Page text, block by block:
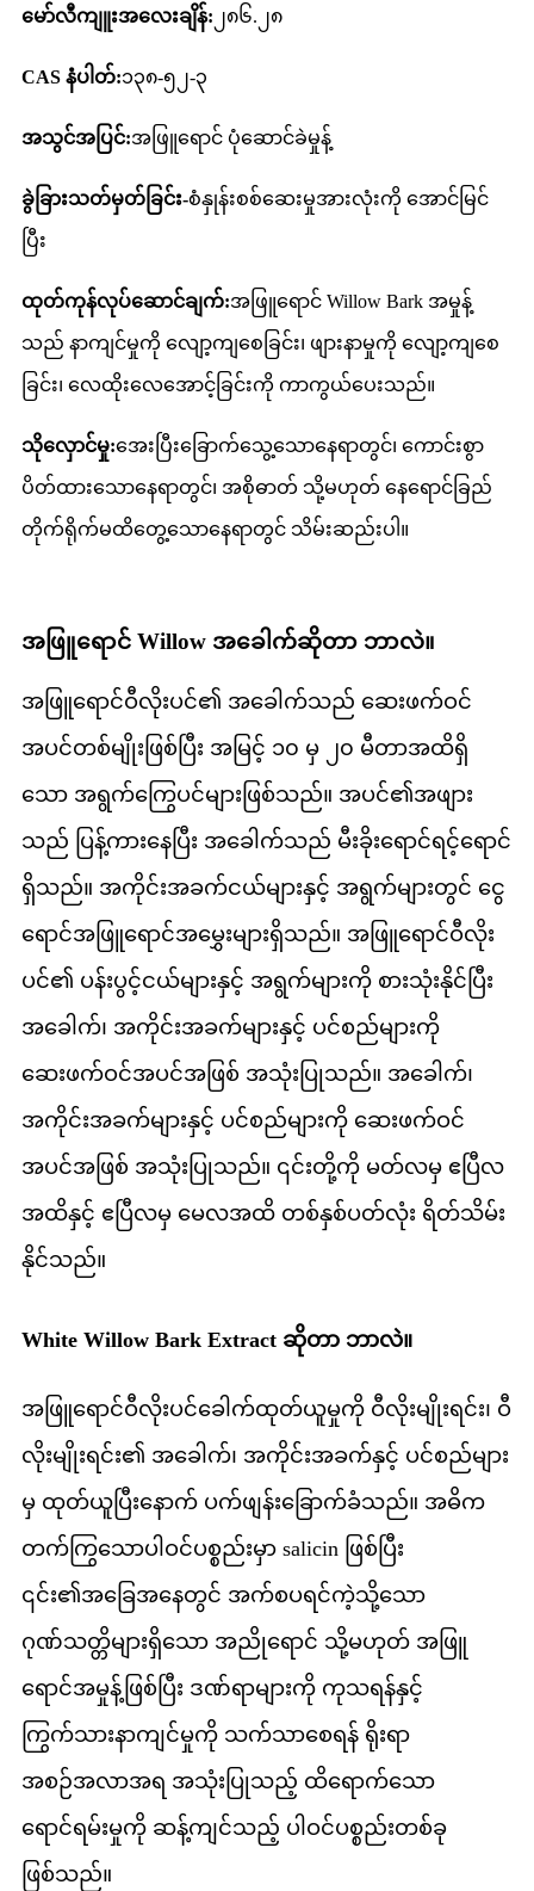
မော်လီကျူးအလေးချိန်: ၂၈၆.၂၈
CAS နံပါတ်:၁၃၈-၅၂-၃
အသွင်အပြင်:အဖြူရောင် ပုံဆောင်ခဲမှုန့်
ခွဲခြားသတ်မှတ်ခြင်း-စံနှုန်းစစ်ဆေးမှုအားလုံးကို အောင်မြင်
ပြီး
ထုတ်ကုန်လုပ်ဆောင်ချက်:အဖြူရောင် Willow Bark အမှုန့်
သည် နာကျင်မှုကို လျော့ကျစေခြင်း၊ ဖျားနာမှုကို လျော့ကျစေ
ခြင်း၊ လေထိုးလေအောင့်ခြင်းကို ကာကွယ်ပေးသည်။
သိုလှောင်မှု:အေးပြီးခြောက်သွေ့သောနေရာတွင်၊ ကောင်းစွာ
ပိတ်ထားသောနေရာတွင်၊ အစိုဓာတ် သို့မဟုတ် နေရောင်ခြည်
တိုက်ရိုက်မထိတွေ့သောနေရာတွင် သိမ်းဆည်းပါ။
အဖြူရောင် Willow အခေါက်ဆိုတာ ဘာလဲ။
အဖြူရောင်ဝီလိုးပင်၏ အခေါက်သည် ဆေးဖက်ဝင်
အပင်တစ်မျိုးဖြစ်ပြီး အမြင့် ၁၀ မှ ၂၀ မီတာအထိရှိ
သော အရွက်ကြွေပင်များဖြစ်သည်။ အပင်၏အဖျား
သည် ပြန့်ကားနေပြီး အခေါက်သည် မီးခိုးရောင်ရင့်ရောင်
ရှိသည်။ အကိုင်းအခက်ငယ်များနှင့် အရွက်များတွင် ငွေ
ရောင်အဖြူရောင်အမွှေးများရှိသည်။ အဖြူရောင်ဝီလိုး
ပင်၏ ပန်းပွင့်ငယ်များနှင့် အရွက်များကို စားသုံးနိုင်ပြီး
အခေါက်၊ အကိုင်းအခက်များနှင့် ပင်စည်များကို
ဆေးဖက်ဝင်အပင်အဖြစ် အသုံးပြုသည်။ အခေါက်၊
အကိုင်းအခက်များနှင့် ပင်စည်များကို ဆေးဖက်ဝင်
အပင်အဖြစ် အသုံးပြုသည်။ ၎င်းတို့ကို မတ်လမှ ဧပြီလ
အထိနှင့် ဧပြီလမှ မေလအထိ တစ်နှစ်ပတ်လုံး ရိတ်သိမ်း
နိုင်သည်။
White Willow Bark Extract ဆိုတာ ဘာလဲ။
အဖြူရောင်ဝီလိုးပင်ခေါက်ထုတ်ယူမှုကို ဝီလိုးမျိုးရင်း၊ ဝီ
လိုးမျိုးရင်း၏ အခေါက်၊ အကိုင်းအခက်နှင့် ပင်စည်များ
မှ ထုတ်ယူပြီးနောက် ပက်ဖျန်းခြောက်ခံသည်။ အဓိက
တက်ကြွသောပါဝင်ပစ္စည်းမှာ salicin ဖြစ်ပြီး
၎င်း၏အခြေအနေတွင် အက်စပရင်ကဲ့သို့သော
ဂုဏ်သတ္တိများရှိသော အညိုရောင် သို့မဟုတ် အဖြူ
ရောင်အမှုန့်ဖြစ်ပြီး ဒဏ်ရာများကို ကုသရန်နှင့်
ကြွက်သားနာကျင်မှုကို သက်သာစေရန် ရိုးရာ
အစဉ်အလာအရ အသုံးပြုသည့် ထိရောက်သော
ရောင်ရမ်းမှုကို ဆန့်ကျင်သည့် ပါဝင်ပစ္စည်းတစ်ခု
ဖြစ်သည်။